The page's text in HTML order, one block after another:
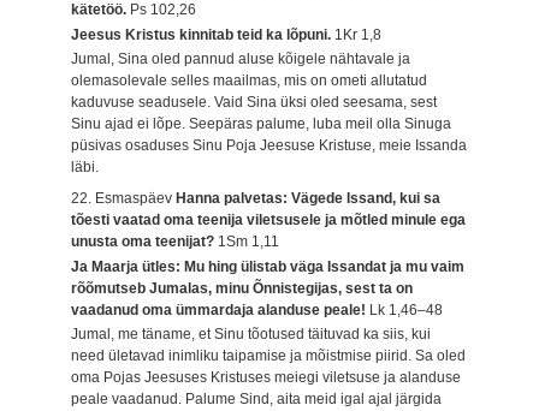
kätetöö. Ps 102,26
Jeesus Kristus kinnitab teid ka lõpuni. 1Kr 1,8
Jumal, Sina oled pannud aluse kõigele nähtavale ja
olemasolevale selles maailmas, mis on ometi allutatud
kaduvuse seadusele. Vaid Sina üksi oled seesama, sest
Sinu ajad ei lõpe. Seepäras palume, luba meil olla Sinuga
püsivas osaduses Sinu Poja Jeesuse Kristuse, meie Issanda
läbi.
22. Esmaspäev Hanna palvetas: Vägede Issand, kui sa
tõesti vaatad oma teenija viletsusele ja mõtled minule ega
unusta oma teenijat? 1Sm 1,11
Ja Maarja ütles: Mu hing ülistab väga Issandat ja mu vaim
rõõmutseb Jumalas, minu Õnnistegijas, sest ta on
vaadanud oma ümmardaja alanduse peale! Lk 1,46–48
Jumal, me täname, et Sinu tõotused täituvad ka siis, kui
need ületavad inimliku taipamise ja mõistmise piirid. Sa oled
oma Pojas Jeesuses Kristuses meiegi viletsuse ja alanduse
peale vaadanud. Palume Sind, aita meid igal ajal järgida